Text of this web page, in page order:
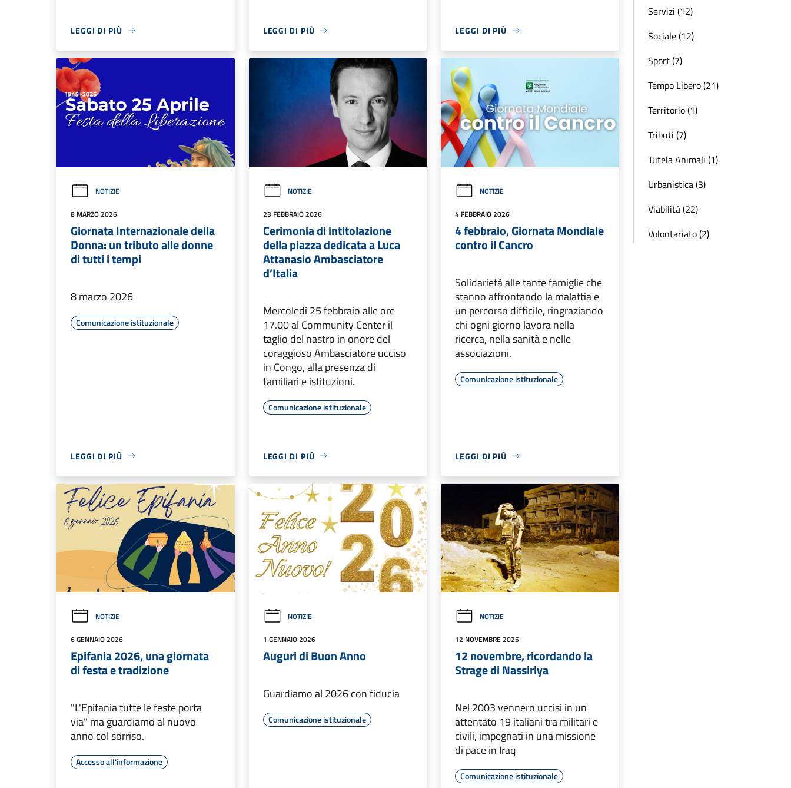
LEGGI DI PIÙ LEGGI DI PIÙ LEGGI DI PIÙ
NOTIZIE
8 MARZO 2026
Giornata Internazionale della
Donna: un tributo alle donne
di tutti i tempi
8 marzo 2026
Comunicazione istituzionale
LEGGI DI PIÙ
NOTIZIE
23 FEBBRAIO 2026
Cerimonia di intitolazione
della piazza dedicata a Luca
Attanasio Ambasciatore
d’Italia
Mercoledì 25 febbraio alle ore
17.00 al Community Center il
taglio del nastro in onore del
coraggioso Ambasciatore ucciso
in Congo, alla presenza di
familiari e istituzioni.
Comunicazione istituzionale
LEGGI DI PIÙ
NOTIZIE
4 FEBBRAIO 2026
4 febbraio, Giornata Mondiale
contro il Cancro
Solidarietà alle tante famiglie che
stanno affrontando la malattia e
un percorso difficile, ringraziando
chi ogni giorno lavora nella
ricerca, nella sanità e nelle
associazioni.
Comunicazione istituzionale
LEGGI DI PIÙ
NOTIZIE
6 GENNAIO 2026
Epifania 2026, una giornata
di festa e tradizione
"L'Epifania tutte le feste porta
via" ma guardiamo al nuovo
anno col sorriso.
Accesso all'informazione
NOTIZIE
1 GENNAIO 2026
Auguri di Buon Anno
Guardiamo al 2026 con fiducia
Comunicazione istituzionale
NOTIZIE
12 NOVEMBRE 2025
12 novembre, ricordando la
Strage di Nassiriya
Nel 2003 vennero uccisi in un
attentato 19 italiani tra militari e
civili, impegnati in una missione
di pace in Iraq
Comunicazione istituzionale
Servizi (12)
Sociale (12)
Sport (7)
Tempo Libero (21)
Territorio (1)
Tributi (7)
Tutela Animali (1)
Urbanistica (3)
Viabilità (22)
Volontariato (2)